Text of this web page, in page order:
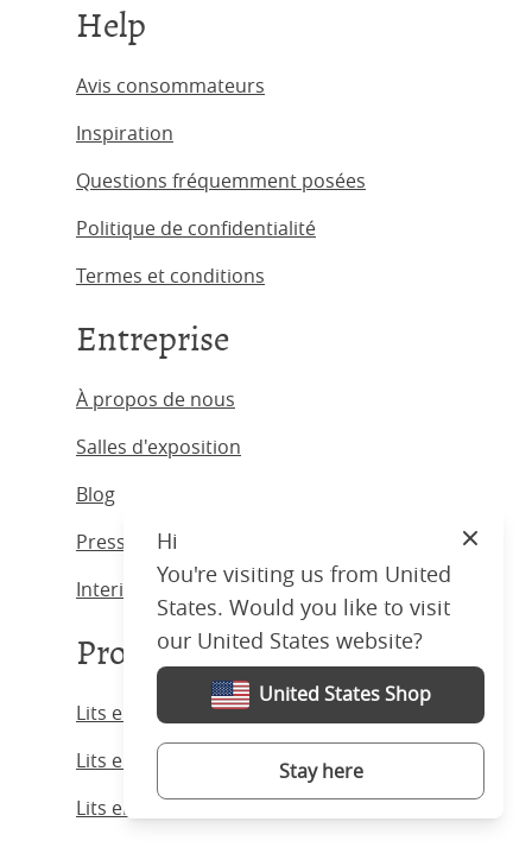
Help
Avis consommateurs
Inspiration
Questions fréquemment posées
Politique de confidentialité
Termes et conditions
Entreprise
À propos de nous
Salles d'exposition
Blog
Presse & Médias
Interior Designers
Produits
Lits en fer forgé
Lits en tissu
Lits en laiton
Hi
You're visiting us from United
States. Would you like to visit
our United States website?
United States Shop
Stay here
Close